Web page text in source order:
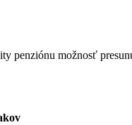
penziónu možnosť